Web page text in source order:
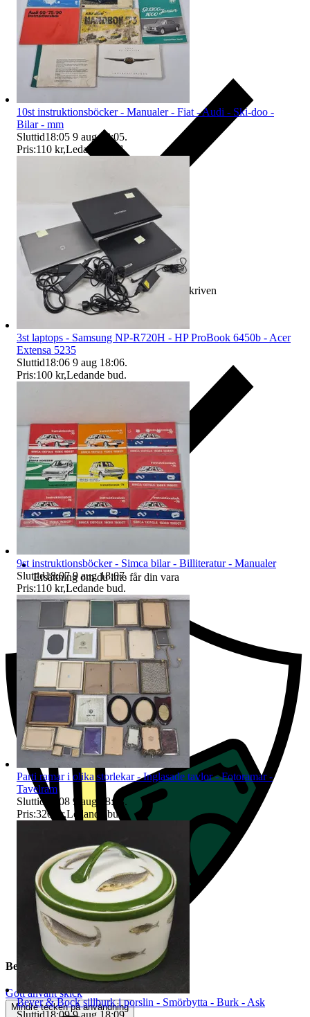
Ersättning om varan inte är som beskriven
Ersättning om du inte får din vara
Beskrivning
Gott använt skick
Mindre tecken på användning
10st instruktionsböcker - Manualer - Fiat - Audi - Ski-doo -
Bilar - mm
Sluttid18:05 9 aug 18:05.
Pris:110 kr,Ledande bud.
3st laptops - Samsung NP-R720H - HP ProBook 6450b - Acer
Extensa 5235
Sluttid18:06 9 aug 18:06.
Pris:100 kr,Ledande bud.
9st instruktionsböcker - Simca bilar - Billiteratur - Manualer
Sluttid18:07 9 aug 18:07.
Pris:110 kr,Ledande bud.
Parti ramar i olika storlekar - Inglasade tavlor - Fotoramar -
Tavelram
Sluttid
18:08 9 aug 18:08.
Pris:320 kr,Ledande bud .
Beyer & Bock sillburk i porslin - Smörbytta - Burk - Ask
Sluttid18:09 9 aug 18:09.